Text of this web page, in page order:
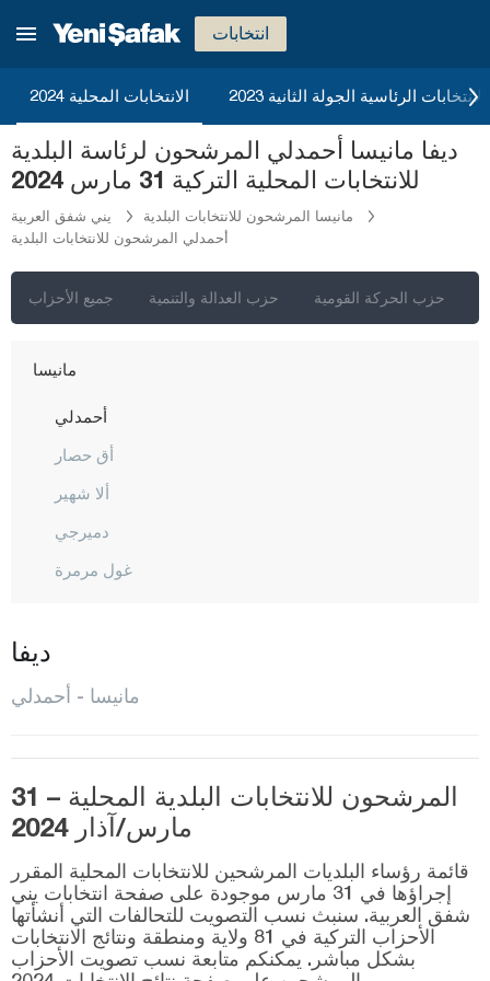
انتخابات
الانتخابات المحلية 2024 2023 الانتخابات الرئاسية الجولة الثانية
ديفا مانيسا أحمدلي المرشحون لرئاسة البلدية
للانتخابات المحلية التركية 31 مارس 2024
يني شفق العربية
مانيسا المرشحون للانتخابات البلدية
أحمدلي المرشحون للانتخابات البلدية
جميع الأحزاب حزب العدالة والتنمية حزب الحركة القومية
كيركالي
قرشهير
قوجه ايلي
قونيا
مالاطيا
مانيسا
أحمدلي
أق حصار
ألا شهير
دميرجي
غول مرمرة
كوبري باشي
صالحلي
ساريغول
ساروهانلي
شيهزاديلار
سيليدني
صوما
ديفا
مانيسا - أحمدلي
المرشحون للانتخابات البلدية المحلية – 31
مارس/آذار 2024
قائمة رؤساء البلديات المرشحين للانتخابات المحلية المقرر
إجراؤها في 31 مارس موجودة على صفحة انتخابات يني
شفق العربية. سنبث نسب التصويت للتحالفات التي أنشأتها
الأحزاب التركية في 81 ولاية ومنطقة ونتائج الانتخابات
بشكل مباشر. يمكنكم متابعة نسب تصويت الأحزاب